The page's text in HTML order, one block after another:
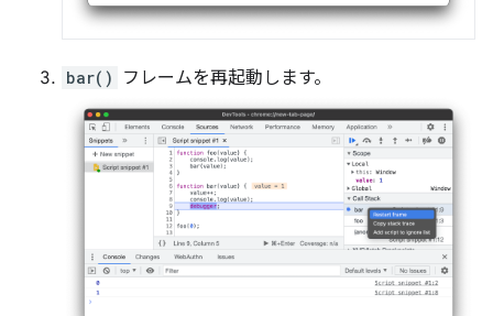
bar() フレームを再起動します。